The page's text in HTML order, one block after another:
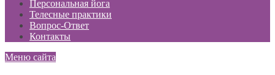
Персональная йога
Телесные практики
Вопрос-Ответ
Контакты
Меню сайта